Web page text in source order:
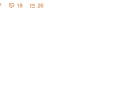
18 26